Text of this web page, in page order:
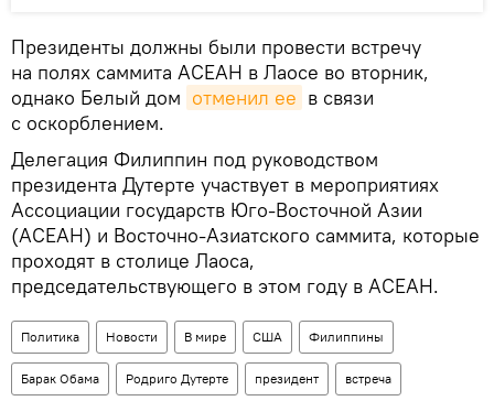
Президенты должны были провести встречу
на полях саммита АСЕАН в Лаосе во вторник,
однако Белый дом отменил ее в связи
с оскорблением.
Делегация Филиппин под руководством
президента Дутерте участвует в мероприятиях
Ассоциации государств Юго-Восточной Азии
(АСЕАН) и Восточно-Азиатского саммита, которые
проходят в столице Лаоса,
председательствующего в этом году в АСЕАН.
Политика Новости В мире США Филиппины
Барак Обама Родриго Дутерте президент встреча